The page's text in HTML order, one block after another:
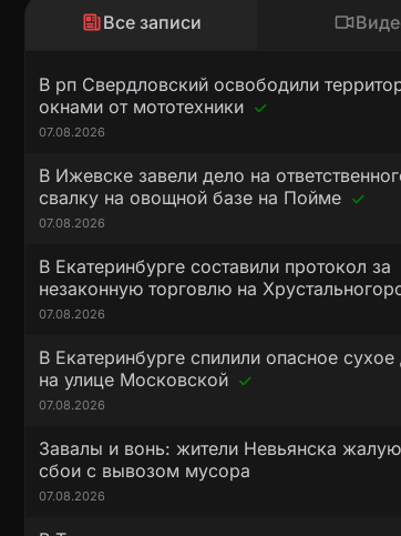
Все записи
В рп Свердловский освободили
окнами от мототехники
07.08.2026
В Ижевске завели дело на
свалку на овощной базе на Пойме
07.08.2026
В Екатеринбурге составили протокол за
незаконную торговлю на
07.08.2026
В Екатеринбурге спилили опасное сухое
на улице Московской
07.08.2026
Завалы и вонь: жители Невьянска
сбои с вывозом мусора
07.08.2026